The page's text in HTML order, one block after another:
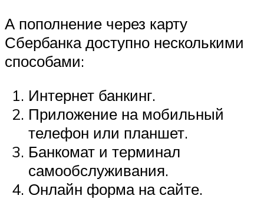
А пополнение через карту
Сбербанка доступно несколькими
способами:
Интернет банкинг.
Приложение на мобильный
телефон или планшет.
Банкомат и терминал
самообслуживания.
Онлайн форма на сайте.